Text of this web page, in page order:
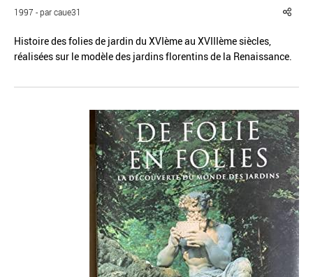
Réinitialiser Fermer la recherche avancée
1997 - par caue31
Histoire des folies de jardin du XVIème au XVIIIème siècles,
réalisées sur le modèle des jardins florentins de la Renaissance.